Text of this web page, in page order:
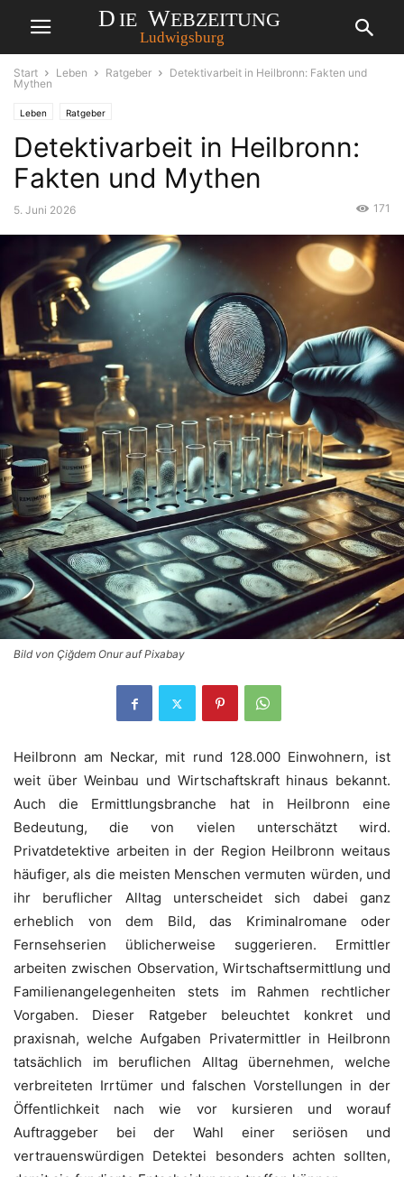
Start Leben Ratgeber
Detektivarbeit in Heilbronn: Fakten und
Mythen
Leben Ratgeber
Detektivarbeit in Heilbronn:
Fakten und Mythen
5. Juni 2026 171
Bild von Çiğdem Onur auf Pixabay
Heilbronn am Neckar, mit rund 128.000 Einwohnern, ist
weit über Weinbau und Wirtschaftskraft hinaus bekannt.
Auch die Ermittlungsbranche hat in Heilbronn eine
Bedeutung, die von vielen unterschätzt wird.
Privatdetektive arbeiten in der Region Heilbronn weitaus
häufiger, als die meisten Menschen vermuten würden, und
ihr beruflicher Alltag unterscheidet sich dabei ganz
erheblich von dem Bild, das Kriminalromane oder
Fernsehserien üblicherweise suggerieren. Ermittler
arbeiten zwischen Observation, Wirtschaftsermittlung und
Familienangelegenheiten stets im Rahmen rechtlicher
Vorgaben. Dieser Ratgeber beleuchtet konkret und
praxisnah, welche Aufgaben Privatermittler in Heilbronn
tatsächlich im beruflichen Alltag übernehmen, welche
verbreiteten Irrtümer und falschen Vorstellungen in der
Öffentlichkeit nach wie vor kursieren und worauf
Auftraggeber bei der Wahl einer seriösen und
vertrauenswürdigen Detektei besonders achten sollten,